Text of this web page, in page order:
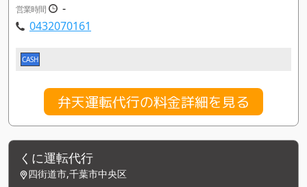
営業時間
-
0432070161
CASH
弁天運転代行の料金詳細を見る
くに運転代行
四街道市,千葉市中央区